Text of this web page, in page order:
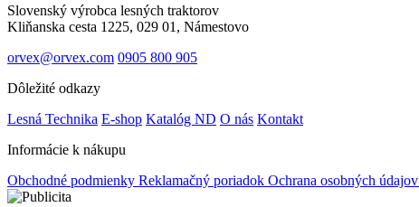
Slovenský výrobca lesných traktorov
Kliňanska cesta 1225, 029 01, Námestovo
orvex@orvex.com 0905 800 905
Dôležité odkazy
Lesná Technika E-shop Katalóg ND O nás Kontakt
Informácie k nákupu
Obchodné podmienky Reklamačný poriadok Ochrana osobných údajov